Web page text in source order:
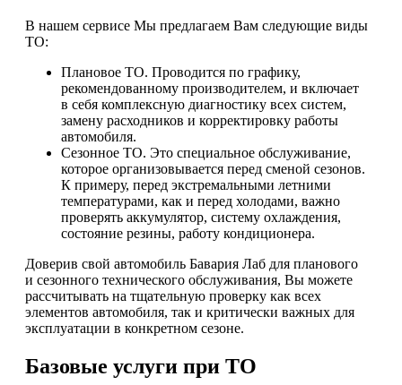
В нашем сервисе Мы предлагаем Вам следующие виды
ТО:
Плановое ТО. Проводится по графику,
рекомендованному производителем, и включает
в себя комплексную диагностику всех систем,
замену расходников и корректировку работы
автомобиля.
Сезонное ТО. Это специальное обслуживание,
которое организовывается перед сменой сезонов.
К примеру, перед экстремальными летними
температурами, как и перед холодами, важно
проверять аккумулятор, систему охлаждения,
состояние резины, работу кондиционера.
Доверив свой автомобиль Бавария Лаб для планового
и сезонного технического обслуживания, Вы можете
рассчитывать на тщательную проверку как всех
элементов автомобиля, так и критически важных для
эксплуатации в конкретном сезоне.
Базовые услуги при ТО